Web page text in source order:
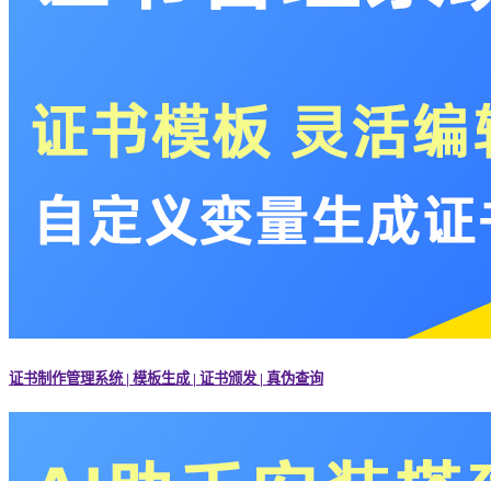
证书制作管理系统 | 模板生成 | 证书颁发 | 真伪查询